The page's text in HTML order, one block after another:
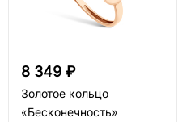
8 349 ₽
Золотое кольцо
«Бесконечность»